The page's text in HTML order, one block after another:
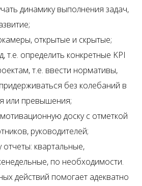
динамику выполнения задач,
открытые и скрытые;
т.е. определить конкретные KPI
т.е. ввести нормативы,
без колебаний в
или превышения;
доску с отметкой
руководителей;
отчеты: квартальные,
по необходимости.
действий помогает адекватно